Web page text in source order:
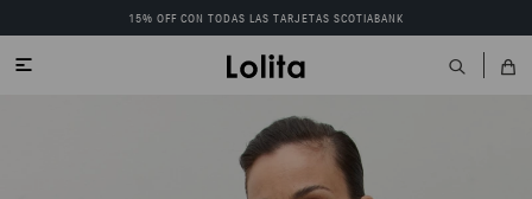
15% OFF CON TODAS LAS TARJETAS SCOTIABANK
